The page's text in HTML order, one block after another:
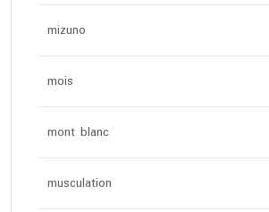
mizuno
mois
mont blanc
musculation